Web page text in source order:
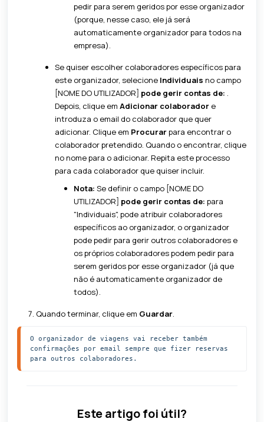
pedir para serem geridos por esse organizador
(porque, nesse caso, ele já será
automaticamente organizador para todos na
empresa).
Se quiser escolher colaboradores específicos para
este organizador, selecione Individuais no campo
[NOME DO UTILIZADOR] pode gerir contas de: .
Depois, clique em Adicionar colaborador e
introduza o email do colaborador que quer
adicionar. Clique em Procurarpara encontrar o
colaborador pretendido. Quando o encontrar, clique
no nome para o adicionar. Repita este processo
para cada colaborador que quiser incluir.
Nota: Se definir o campo [NOME DO
UTILIZADOR] pode gerir contas de: para
"Individuais", pode atribuir colaboradores
específicos ao organizador, o organizador
pode pedir para gerir outros colaboradores e
os próprios colaboradores podem pedir para
serem geridos por esse organizador (já que
não é automaticamente organizador de
todos).
Quando terminar, clique em Guardar.
O organizador de viagens vai receber também
confirmações por email sempre que fizer reservas
para outros colaboradores.
Este artigo foi útil?